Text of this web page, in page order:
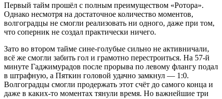
Первый тайм прошёл с полным преимуществом «Ротора».
Однако несмотря на достаточное количество моментов,
волгоградцы не смогли реализовать ни одного, даже при том,
что соперник не создал практически ничего.
Зато во втором тайме сине-голубые сильно не активничали,
всё же смогли забить гол и грамотно перестроиться. На 57-й
минуте Гаджимурадов после прорыва по левому флангу подал
в штрафную, а Пяткин головой удачно замкнул — 1:0.
Волгоградцы смогли продержать этот счёт до самого конца и
даже в каких-то моментах тянули время. Но важнейшие три